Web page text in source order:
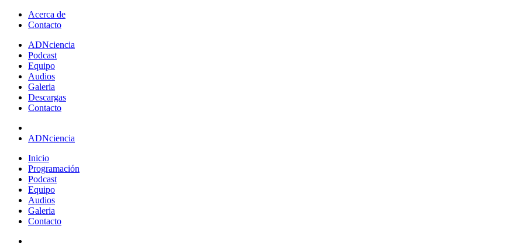
Acerca de
Contacto
ADNciencia
Podcast
Equipo
Audios
Galeria
Descargas
Contacto
ADNciencia
Inicio
Programación
Podcast
Equipo
Audios
Galeria
Contacto